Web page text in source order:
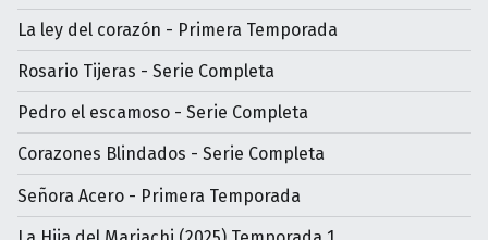
La ley del corazón - Primera Temporada
Rosario Tijeras - Serie Completa
Pedro el escamoso - Serie Completa
Corazones Blindados - Serie Completa
Señora Acero - Primera Temporada